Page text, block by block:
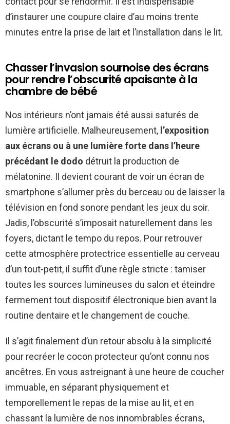
d’instaurer une coupure claire d’au moins trente
minutes entre la prise de lait et l’installation dans le lit.
Chasser l’invasion sournoise des écrans
pour rendre l’obscurité apaisante à la
chambre de bébé
Nos intérieurs n’ont jamais été aussi saturés de
lumière artificielle. Malheureusement, l’exposition
aux écrans ou à une lumière forte dans l’heure
précédant le dodo détruit la production de
mélatonine. Il devient courant de voir un écran de
smartphone s’allumer près du berceau ou de laisser la
télévision en fond sonore pendant les jeux du soir.
Jadis, l’obscurité s’imposait naturellement dans les
foyers, dictant le tempo du repos. Pour retrouver
cette atmosphère protectrice essentielle au cerveau
d’un tout-petit, il suffit d’une règle stricte : tamiser
toutes les sources lumineuses du salon et éteindre
fermement tout dispositif électronique bien avant la
routine dentaire et le changement de couche.
Il s’agit finalement d’un retour absolu à la simplicité
pour recréer le cocon protecteur qu’ont connu nos
ancêtres. En vous astreignant à une heure de coucher
immuable, en séparant physiquement et
temporellement le repas de la mise au lit, et en
chassant la lumière de nos innombrables écrans,